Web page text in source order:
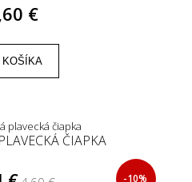
€
KOŠÍKA
ČIAPKA
-10%